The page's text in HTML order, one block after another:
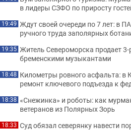
в лидеры СЗФО по приросту
19:49 Ждут своей очереди по 7 лет: в
ручного труда заполярных
19:35 Житель Североморска продает
бременскими музыкантами
18:48 Километры ровного асфальта: в
ремонт ключевого подъезда к
18:38 «Снежинка» и роботы: как
ветеранов из Полярных Зорь
18:33 Суд обязал северянку навести